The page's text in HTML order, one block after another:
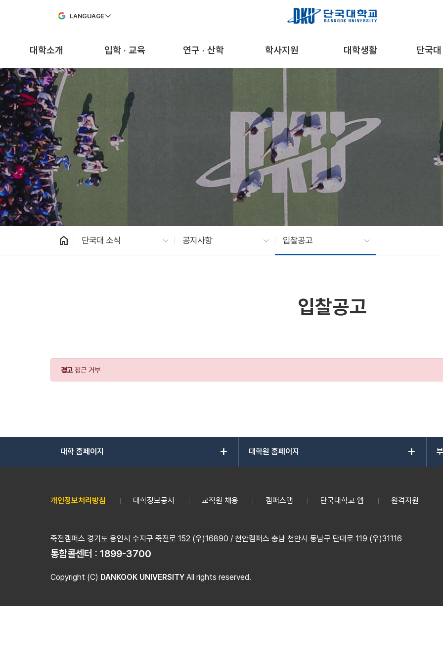
LANGUAGE
대학소개 입학 · 교육 연구 · 산학 학사지원 대학생활 단국
home 단국대 소식 공지사항 입찰공고
입찰공고
경고 접근 거부
대학 홈페이지 add 대학원 홈페이지 add
개인정보처리방침 대학정보공시 교직원 채용 캠퍼스맵 단국대학교 앱 원격지원
죽전캠퍼스 경기도 용인시 수지구 죽전로 152 (우)16890 / 천안캠퍼스 충남 천안시 동남구 단대로 119 (우)31116
통합콜센터 : 1899-3700
Copyright (C) DANKOOK UNIVERSITY All rights reserved.